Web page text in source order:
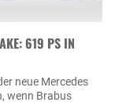
619 PS IN
neue Mercedes
wenn Brabus